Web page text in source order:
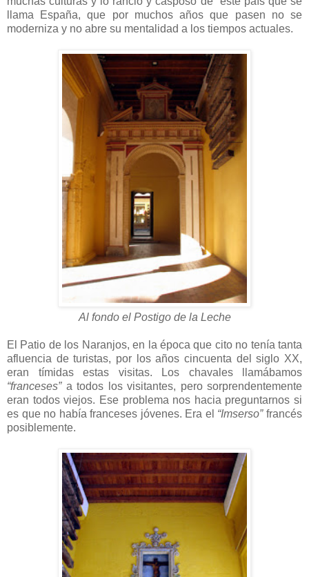
llama España, que por muchos años que pasen no se
moderniza y no abre su mentalidad a los tiempos actuales.
Al fondo el Postigo de la Leche
El Patio de los Naranjos, en la época que cito no tenía tanta
afluencia de turistas, por los años cincuenta del siglo XX,
eran tímidas estas visitas. Los chavales llamábamos
“franceses”a todos los visitantes, pero sorprendentemente
eran todos viejos. Ese problema nos hacia preguntarnos si
es que no había franceses jóvenes. Era el “Imserso”francés
posiblemente.